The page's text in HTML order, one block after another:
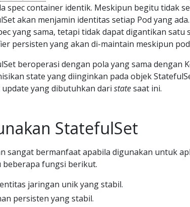
spec container identik. Meskipun begitu tidak
akan menjamin identitas setiap Pod yang
yang sama, tetapi tidak dapat digantikan satu
persisten yang akan di-maintain meskipun
beroperasi dengan pola yang sama dengan
state yang diinginkan pada objek
yang dibutuhkan dari statesaat ini.
StatefulSet
sangat bermanfaat apabila digunakan untuk
beberapa fungsi berikut.
jaringan unik yang stabil.
persisten yang stabil.